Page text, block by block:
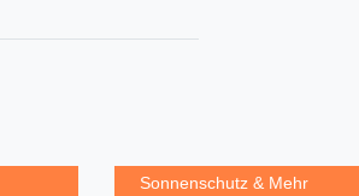
Sonnenschutz & Mehr